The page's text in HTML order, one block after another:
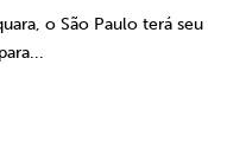
o São Paulo terá seu